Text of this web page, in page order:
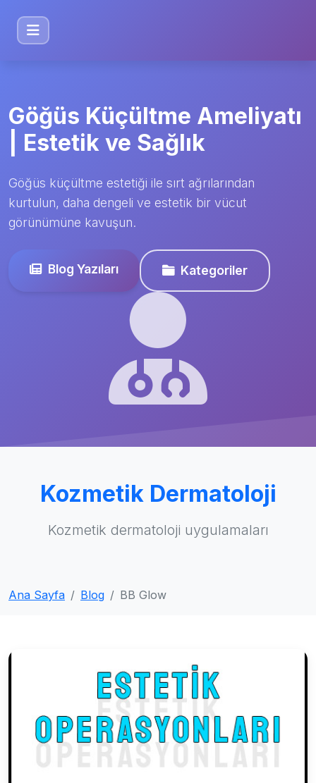
Göğüs Küçültme Ameliyatı
| Estetik ve Sağlık
Göğüs küçültme estetiği ile sırt ağrılarından
kurtulun, daha dengeli ve estetik bir vücut
görünümüne kavuşun.
Blog Yazıları Kategoriler
Kozmetik Dermatoloji
Kozmetik dermatoloji uygulamaları
Ana Sayfa Blog BB Glow